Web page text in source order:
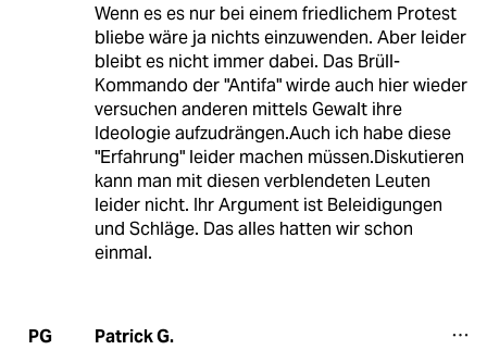
Wenn es es nur bei einem friedlichem Protest
bliebe wäre ja nichts einzuwenden. Aber leider
bleibt es nicht immer dabei. Das Brüll-
Kommando der "Antifa" wirde auch hier wieder
versuchen anderen mittels Gewalt ihre
Ideologie aufzudrängen.Auch ich habe diese
"Erfahrung" leider machen müssen.Diskutieren
kann man mit diesen verblendeten Leuten
leider nicht. Ihr Argument ist Beleidigungen
und Schläge. Das alles hatten wir schon
einmal.
PG Patrick G.